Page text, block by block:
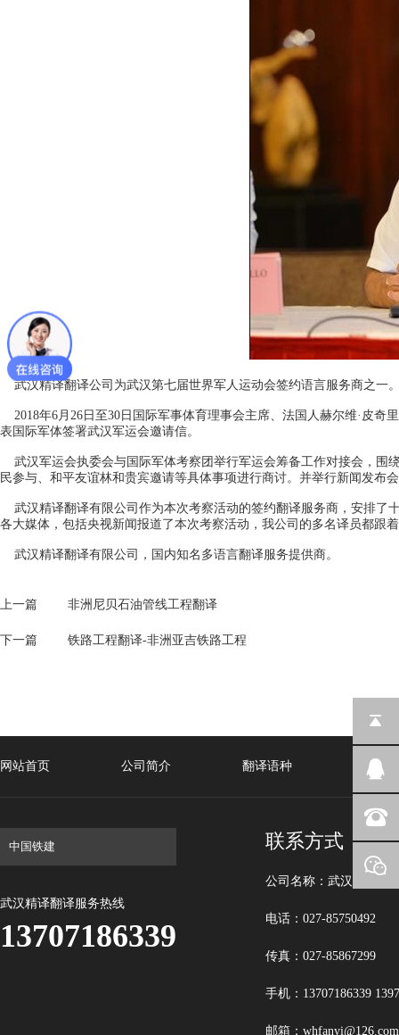
武汉精译翻译公司为武汉第七届世界军人运动会签约语言服务商之一
2018年6月26日至30日国际军事体育理事会主席、法国人赫尔维·皮奇
表国际军体签署武汉军运会邀请信。
武汉军运会执委会与国际军体考察团举行军运会筹备工作对接会，围
民参与、和平友谊林和贵宾邀请等具体事项进行商讨。并举行新闻发布
武汉精译翻译有限公司作为本次考察活动的签约翻译服务商，安排了
各大媒体，包括央视新闻报道了本次考察活动，我公司的多名译员都跟
武汉精译翻译有限公司，国内知名多语言翻译服务提供商。
上一篇 非洲尼贝石油管线工程翻译
下一篇 铁路工程翻译-非洲亚吉铁路工程
网站首页 公司简介 翻译语种 笔译
武汉精译翻译服务热线
13707186339
联系方式
公司名称：武汉精译翻
电话：027-85750492
传真：027-85867299
手机：13707186339
邮箱：whfanyi@126.com